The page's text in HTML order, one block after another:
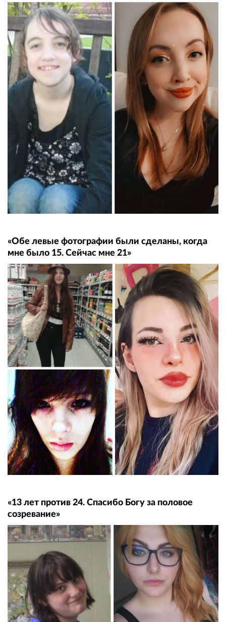
«Обе левые фотографии были сделаны, когда
мне было 15. Сейчас мне 21»
«13 лет против 24. Спасибо Богу за половое
созревание»